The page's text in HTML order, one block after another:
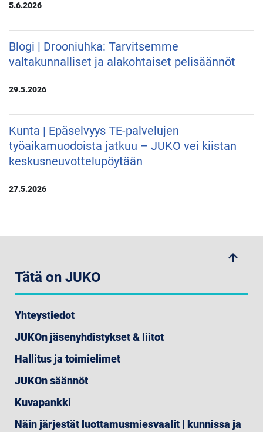
5.6.2026
Blogi | Drooniuhka: Tarvitsemme
valtakunnalliset ja alakohtaiset pelisäännöt
29.5.2026
Kunta | Epäselvyys TE-palvelujen
työaikamuodoista jatkuu – JUKO vei kiistan
keskusneuvottelupöytään
27.5.2026
arrow_upwards
Tätä on JUKO
Yhteystiedot
JUKOn jäsenyhdistykset & liitot
Hallitus ja toimielimet
JUKOn säännöt
Kuvapankki
Näin järjestät luottamusmiesvaalit | kunnissa ja